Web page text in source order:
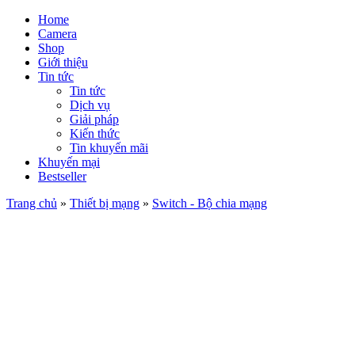
Home
Camera
Shop
Giới thiệu
Tin tức
Tin tức
Dịch vụ
Giải pháp
Kiến thức
Tin khuyến mãi
Khuyến mại
Bestseller
Trang chủ » Thiết bị mạng » Switch - Bộ chia mạng